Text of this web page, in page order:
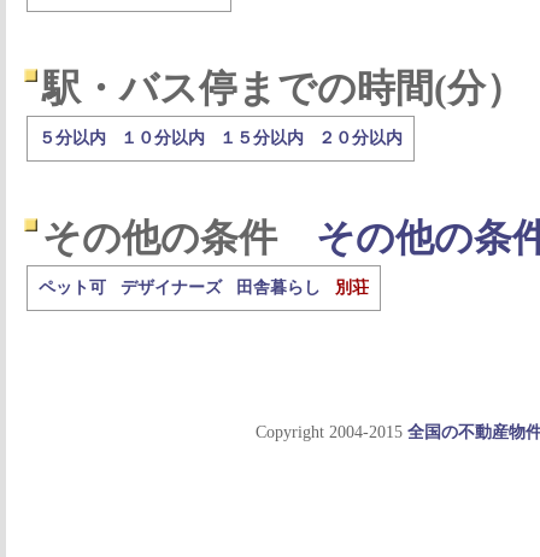
駅・バス停までの時間(分）
５分以内 １０分以内 １５分以内 ２０分以内
その他の条件 その他の条
ペット可 デザイナーズ 田舎暮らし 別荘
Copyright 2004-2015 全国の不動産物